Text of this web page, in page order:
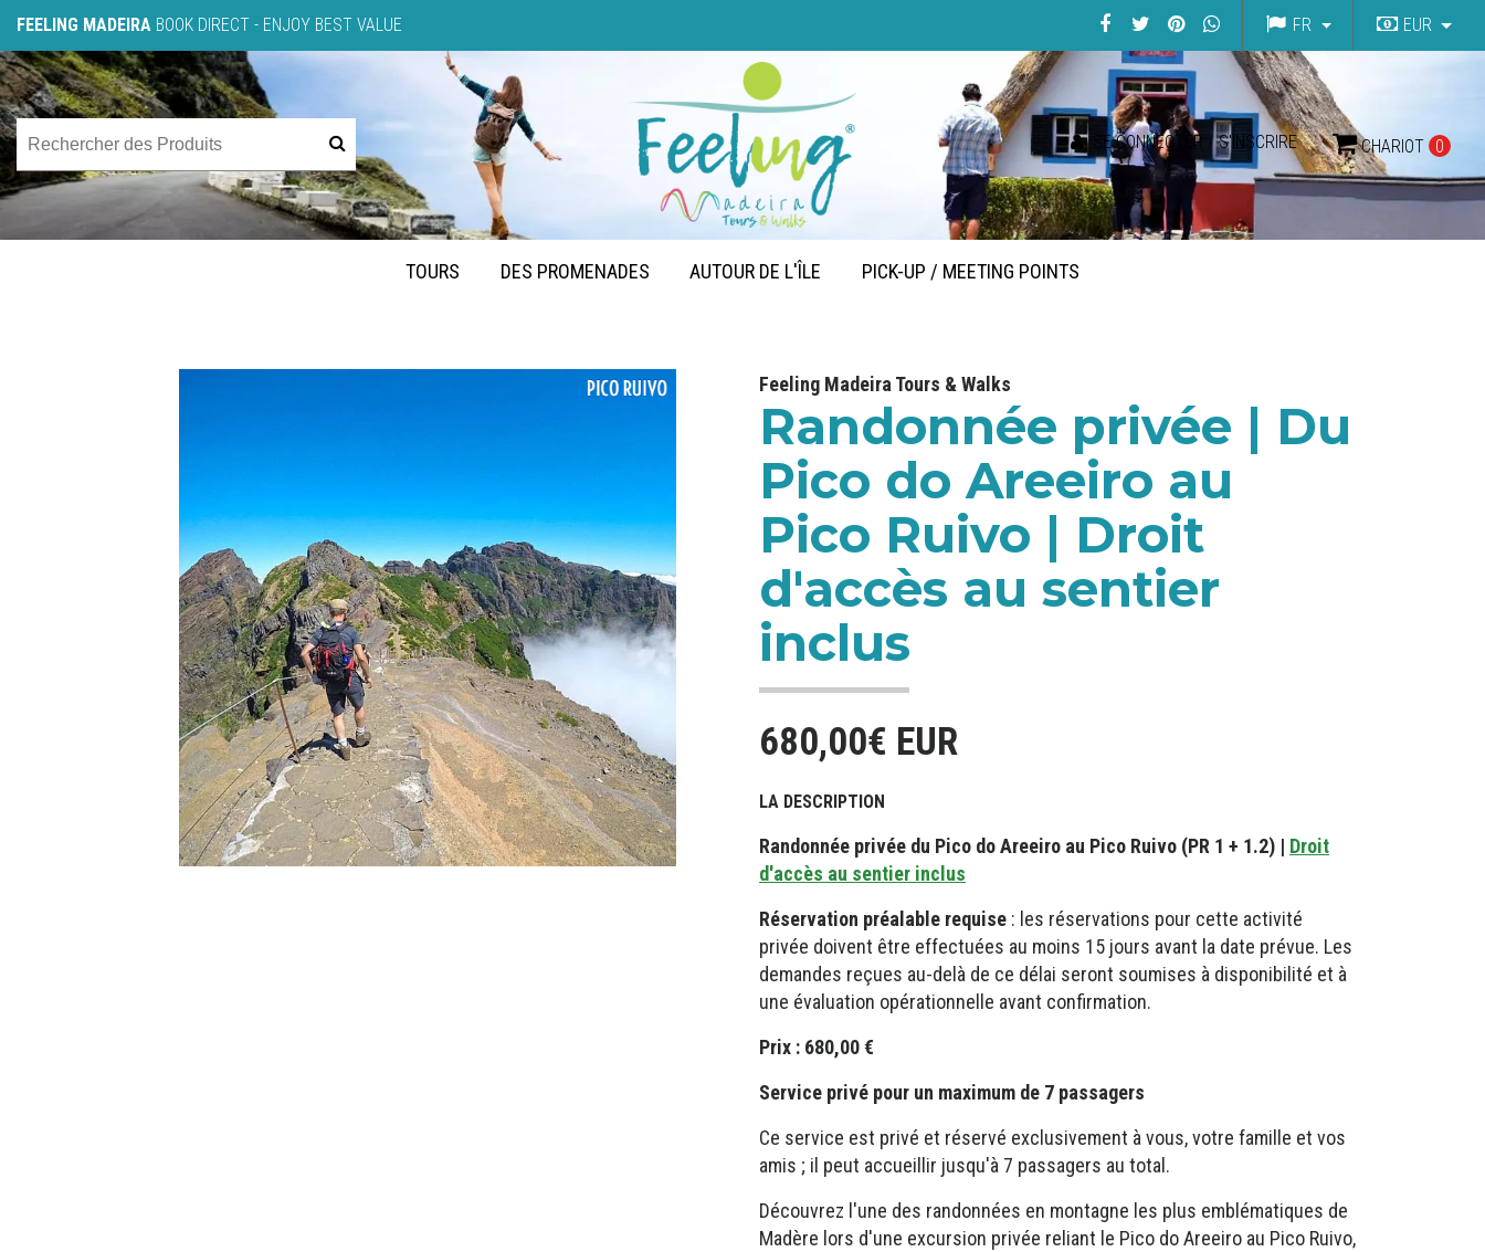
FEELING MADEIRA BOOK DIRECT - ENJOY BEST VALUE FR EUR
CHARIOT 0
SE CONNECTER / S'INSCRIRE
TOURS DES PROMENADES AUTOUR DE L'ÎLE PICK-UP / MEETING POINTS
Feeling Madeira Tours & Walks
Randonnée privée | Du
Pico do Areeiro au
Pico Ruivo | Droit
d'accès au sentier
inclus
680,00€ EUR
LA DESCRIPTION
Randonnée privée du Pico do Areeiro au Pico Ruivo (PR 1 + 1.2) | Droit
d'accès au sentier inclus
Réservation préalable requise : les réservations pour cette activité
privée doivent être effectuées au moins 15 jours avant la date prévue. Les
demandes reçues au-delà de ce délai seront soumises à disponibilité et à
une évaluation opérationnelle avant confirmation.
Prix : 680,00 €
Service privé pour un maximum de 7 passagers
Ce service est privé et réservé exclusivement à vous, votre famille et vos
amis ; il peut accueillir jusqu'à 7 passagers au total.
Découvrez l'une des randonnées en montagne les plus emblématiques de
Madère lors d'une excursion privée reliant le Pico do Areeiro au Pico Ruivo,